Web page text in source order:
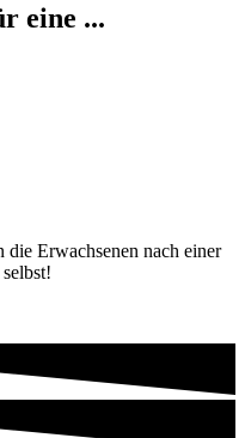
eine ...
Erwachsenen nach einer